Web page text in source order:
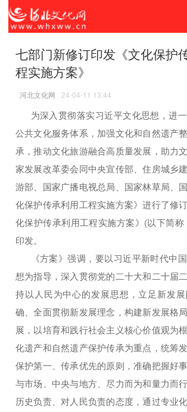
七部门新修订印发《文化保护
程实施方案》
河北文化网 24-04-11 13:44
为深入贯彻落实习近平文化思想，进
公共文化服务体系，加强文化和自然遗产
承，推动文化旅游融合高质量发展，助力
家发展改革委会同中央宣传部、住房城乡
游部、国家广播电视总局、国家林草局、
化保护传承利用工程实施方案》进行了修
化保护传承利用工程实施方案》(以下简称
印发。
《方案》强调，要以习近平新时代中
想为指导，深入贯彻党的二十大和二十届
持以人民为中心的发展思想，立足新发
确、全面贯彻新发展理念，构建新发展格
展，以培育和践行社会主义核心价值观为
化遗产和自然遗产保护传承为重点，统筹
保护第一、传承优先的原则，准确把握好
与市场、中央与地方、尽力而为和量力而
历史负责、对人民负责的态度，通过专业